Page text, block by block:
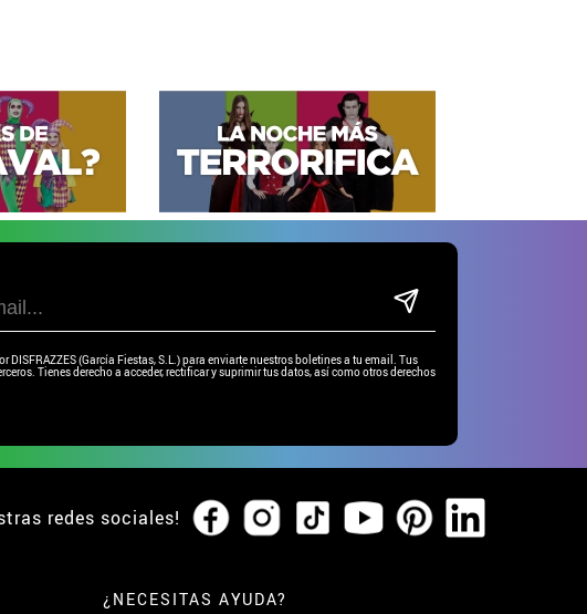
DISFRAZZES (García Fiestas, S.L.) para enviarte nuestros boletines a tu email. Tus
Tienes derecho a acceder, rectificar y suprimir tus datos, así como otros derechos
redes sociales!
¿NECESITAS AYUDA?